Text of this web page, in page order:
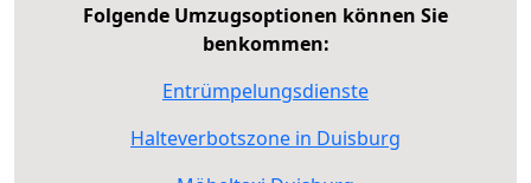
Folgende Umzugsoptionen können Sie
benkommen:
Entrümpelungsdienste
Halteverbotszone in Duisburg